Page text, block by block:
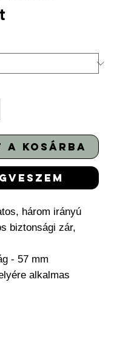
a kosárba
három irányú
biztonsági zár,
- 57 mm
alkalmas